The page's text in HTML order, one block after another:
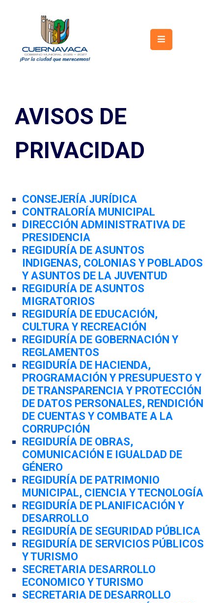
Gobierno
Trámites
Licitaciones
Directorio
Citas
AVISOS DE
PRIVACIDAD
CONSEJERÍA JURÍDICA
CONTRALORÍA MUNICIPAL
DIRECCIÓN ADMINISTRATIVA DE
PRESIDENCIA
REGIDURÍA DE ASUNTOS
INDIGENAS, COLONIAS Y POBLADOS
Y ASUNTOS DE LA JUVENTUD
REGIDURÍA DE ASUNTOS
MIGRATORIOS
REGIDURÍA DE EDUCACIÓN,
CULTURA Y RECREACIÓN
REGIDURÍA DE GOBERNACIÓN Y
REGLAMENTOS
REGIDURÍA DE HACIENDA,
PROGRAMACIÓN Y PRESUPUESTO Y
DE TRANSPARENCIA Y PROTECCIÓN
DE DATOS PERSONALES, RENDICIÓN
DE CUENTAS Y COMBATE A LA
CORRUPCIÓN
REGIDURÍA DE OBRAS,
COMUNICACIÓN E IGUALDAD DE
GÉNERO
REGIDURÍA DE PATRIMONIO
MUNICIPAL, CIENCIA Y TECNOLOGÍA
REGIDURÍA DE PLANIFICACIÓN Y
DESARROLLO
REGIDURÍA DE SEGURIDAD PÚBLICA
REGIDURÍA DE SERVICIOS PÚBLICOS
Y TURISMO
SECRETARIA DESARROLLO
ECONOMICO Y TURISMO
SECRETARIA DE DESARROLLO